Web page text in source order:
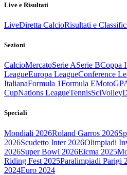
Live e Risultati
LiveDiretta CalcioRisultati e
Sezioni
CalcioMercatoSerie ASerie BCoppa
LeagueEuropa LeagueConference
ItalianaFormula 1Formula EMotoGP
CupNations LeagueTennisSciVolley
Speciali
Mondiali 2026Roland Garros 2026
2026Scudetto Inter 2026Olimpiadi
2026Super Bowl 2026Eicma 2025
Riding Fest 2025Paralimpiadi Parigi
2024Euro 2024